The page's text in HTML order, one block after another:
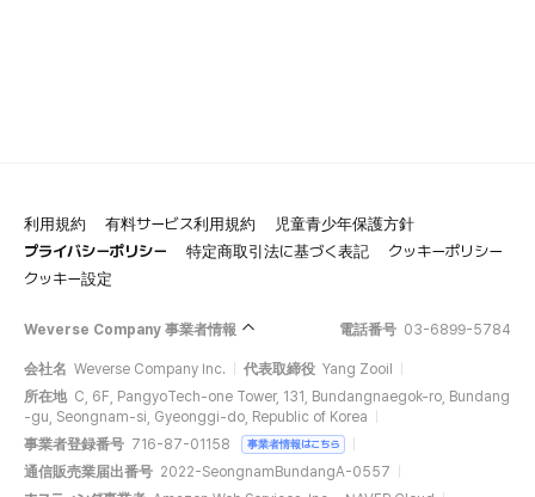
利用規約 有料サービス利用規約
児童青少年保護方針
プライバシーポリシー
特定商取引法に基づく表記
クッキーポリシー
クッキー設定
Weverse Company 事業者情報 電話番号 03-6899-5784
会社名 Weverse Company Inc. 代表取締役 Yang Zooil
所在地 C, 6F, PangyoTech-one Tower, 131, Bundangnaegok-ro, Bundang
-gu, Seongnam-si, Gyeonggi-do, Republic of Korea
事業者登録番号 716-87-01158 事業者情報はこちら
通信販売業届出番号 2022-SeongnamBundangA-0557